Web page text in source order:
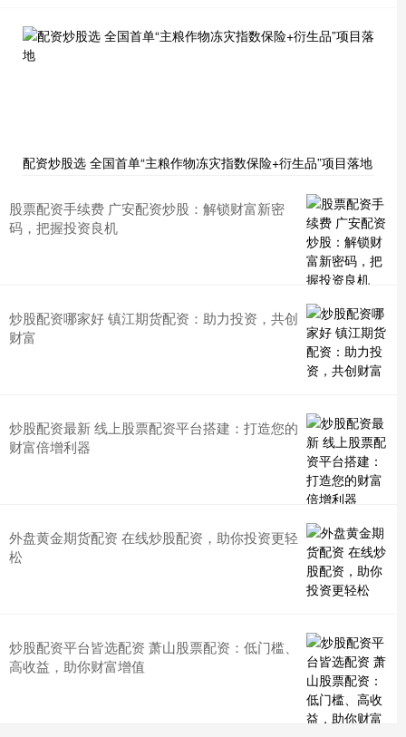
配资炒股选 全国首单“主粮作物冻灾指数保险+衍生品”项目落地
股票配资手续费 广安配资炒股：解锁财富新密
码，把握投资良机
炒股配资哪家好 镇江期货配资：助力投资，共创
财富
炒股配资最新 线上股票配资平台搭建：打造您的
财富倍增利器
外盘黄金期货配资 在线炒股配资，助你投资更轻
松
炒股配资平台皆选配资 萧山股票配资：低门槛、
高收益，助你财富增值